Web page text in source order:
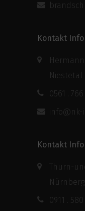
Kontakt
Niestetal
0561 .
info@nk-
Kontakt
Thurn-
Nürnberg
0911 .